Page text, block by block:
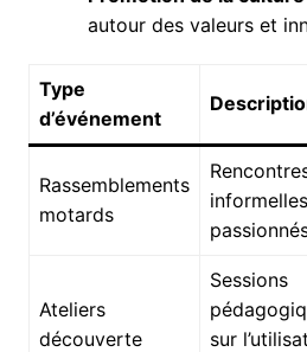
autour des valeurs et
Type
d’événement
Rassemblements
motards
Ateliers
découverte
Sessions
sur